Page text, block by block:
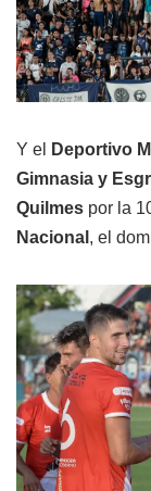
Y el
Deportivo
Gimnasia y
Quilmes por la
Nacional , el